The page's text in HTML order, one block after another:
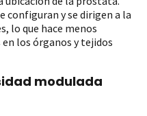
configuran y se dirigen a la
lo que hace menos
los órganos y tejidos
modulada